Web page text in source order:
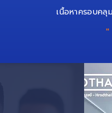
เนื้อหาครอบคลุ